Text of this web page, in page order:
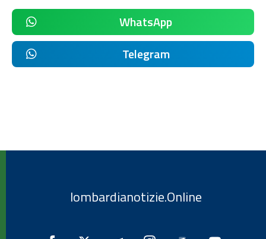
WhatsApp
Telegram
lombardianotizie.Online